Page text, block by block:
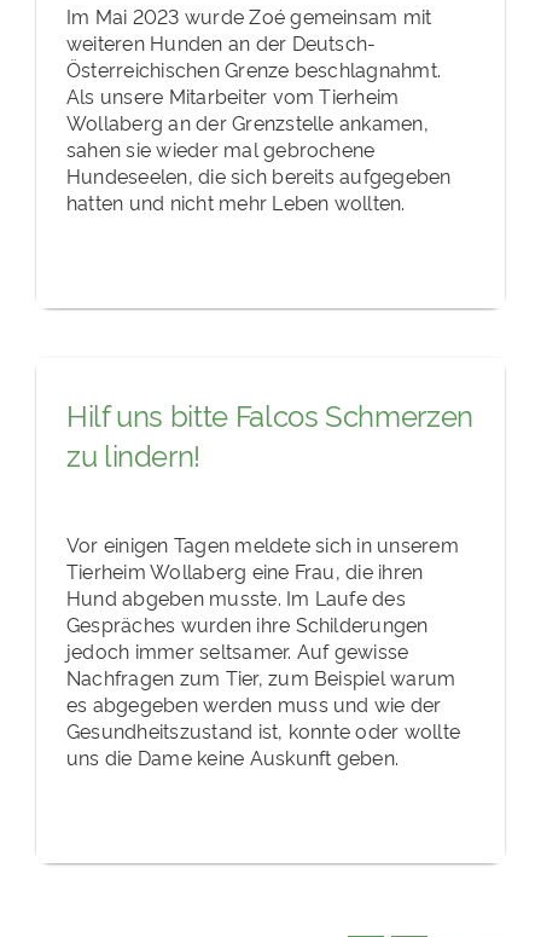
Im Mai 2023 wurde Zoé gemeinsam mit
weiteren Hunden an der Deutsch-
Österreichischen Grenze beschlagnahmt.
Als unsere Mitarbeiter vom Tierheim
Wollaberg an der Grenzstelle ankamen,
sahen sie wieder mal gebrochene
Hundeseelen, die sich bereits aufgegeben
hatten und nicht mehr Leben wollten.
Hilf uns bitte Falcos Schmerzen
zu lindern!
Vor einigen Tagen meldete sich in unserem
Tierheim Wollaberg eine Frau, die ihren
Hund abgeben musste. Im Laufe des
Gespräches wurden ihre Schilderungen
jedoch immer seltsamer. Auf gewisse
Nachfragen zum Tier, zum Beispiel warum
es abgegeben werden muss und wie der
Gesundheitszustand ist, konnte oder wollte
uns die Dame keine Auskunft geben.